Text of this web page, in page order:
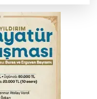
çıktığı vadide
Özel: Bu yasaya